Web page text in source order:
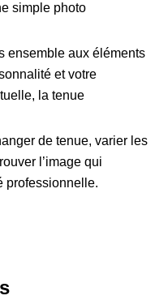
simple photo
ensemble aux éléments
et votre
la tenue
de tenue, varier les
l’image qui
professionnelle.